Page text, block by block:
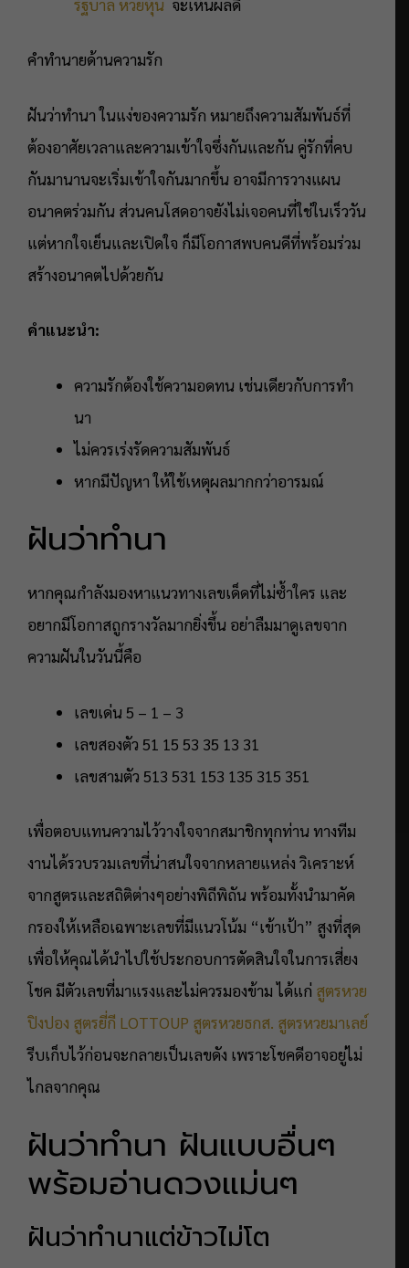
รัฐบาล หวยหุ้น จะเห็นผลดี
คำทำนายด้านความรัก
ฝันว่าทำนา ในแง่ของความรัก หมายถึงความสัมพันธ์ที่
ต้องอาศัยเวลาและความเข้าใจซึ่งกันและกัน คู่รักที่คบ
กันมานานจะเริ่มเข้าใจกันมากขึ้น อาจมีการวางแผน
อนาคตร่วมกัน ส่วนคนโสดอาจยังไม่เจอคนที่ใช่ในเร็ววัน
แต่หากใจเย็นและเปิดใจ ก็มีโอกาสพบคนดีที่พร้อมร่วม
สร้างอนาคตไปด้วยกัน
คำแนะนำ:
ความรักต้องใช้ความอดทน เช่นเดียวกับการทำ
นา
ไม่ควรเร่งรัดความสัมพันธ์
หากมีปัญหา ให้ใช้เหตุผลมากกว่าอารมณ์
ฝันว่าทำนา
หากคุณกำลังมองหาแนวทางเลขเด็ดที่ไม่ซ้ำใคร และ
อยากมีโอกาสถูกรางวัลมากยิ่งขึ้น อย่าลืมมาดูเลขจาก
ความฝันในวันนี้คือ
เลขเด่น 5 – 1 – 3
เลขสองตัว 51 15 53 35 13 31
เลขสามตัว 513 531 153 135 315 351
เพื่อตอบแทนความไว้วางใจจากสมาชิกทุกท่าน ทางทีม
งานได้รวบรวมเลขที่น่าสนใจจากหลายแหล่ง วิเคราะห์
จากสูตรและสถิติต่างๆอย่างพิถีพิถัน พร้อมทั้งนำมาคัด
กรองให้เหลือเฉพาะเลขที่มีแนวโน้ม “เข้าเป้า” สูงที่สุด
เพื่อให้คุณได้นำไปใช้ประกอบการตัดสินใจในการเสี่ยง
โชค มีตัวเลขที่มาแรงและไม่ควรมองข้าม ได้แก่ สูตรหวย
ปิงปอง สูตรยี่กี LOTTOUP สูตรหวยธกส. สูตรหวยมาเลย์
รีบเก็บไว้ก่อนจะกลายเป็นเลขดัง เพราะโชคดีอาจอยู่ไม่
ไกลจากคุณ
ฝันว่าทำนา ฝันแบบอื่นๆ
พร้อมอ่านดวงแม่นๆ
ฝันว่าทำนาแต่ข้าวไม่โต